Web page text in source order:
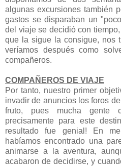
algunas excursiones también
gastos se disparaban un
del viaje se decidió con
que la sigue la consigue, nos
veríamos después como
compañeros.
COMPAÑEROS DE VIAJE
Por tanto, nuestro primer
invadir de anuncios los foros
fruto, pues mucha gente
precisamente para este
resultado fue genial! En
habíamos encontrado una
animarse a la aventura,
acabaron de decidirse, y